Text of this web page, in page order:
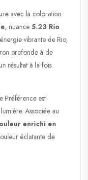
avec la coloration
, nuance 5.23 Rio
vibrante de Rio,
profonde à de
résultat à la fois
Préférence est
Associée au
enrichi en
éclatante de